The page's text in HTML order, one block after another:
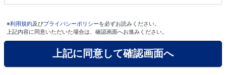
※利用規約及びプライバシーポリシーを必ずお読みください。
上記内容に同意いただいた場合は、確認画面へお進みください。